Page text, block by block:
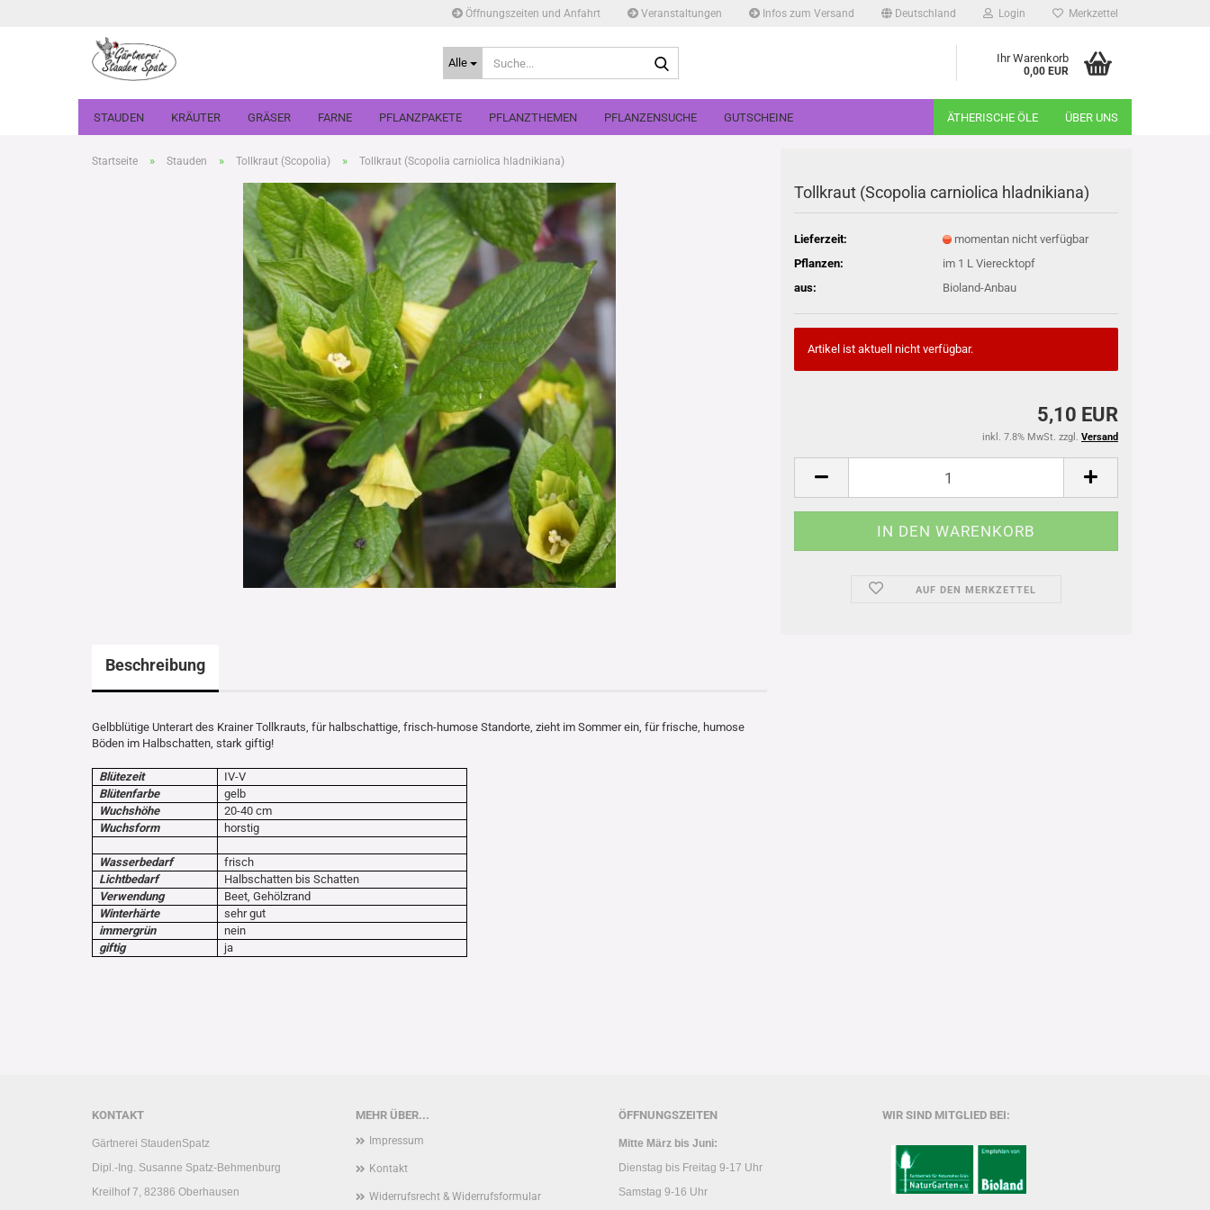
Öffnungszeiten und Anfahrt Veranstaltungen Infos zum Versand Deutschland Login Merkzettel
Alle Ihr Warenkorb
0,00 EUR
STAUDEN KRÄUTER GRÄSER FARNE PFLANZPAKETE PFLANZTHEMEN PFLANZENSUCHE GUTSCHEINE ÄTHERISCHE ÖLE ÜBER UNS
Startseite » Stauden » Tollkraut (Scopolia) » Tollkraut (Scopolia carniolica hladnikiana)
Tollkraut (Scopolia carniolica hladnikiana)
Lieferzeit:
momentan nicht verfügbar
Pflanzen:
im 1 L Vierecktopf
aus:
Bioland-Anbau
Artikel ist aktuell nicht verfügbar.
5,10 EUR
inkl. 7.8% MwSt. zzgl. Versand
AUF DEN MERKZETTEL
Beschreibung
Gelbblütige Unterart des Krainer Tollkrauts, für halbschattige, frisch-humose Standorte, zieht im Sommer ein, für frische, humose
Böden im Halbschatten, stark giftig!
Blütezeit
IV-V
Blütenfarbe
gelb
Wuchshöhe
20-40 cm
Wuchsform
horstig
Wasserbedarf
frisch
Lichtbedarf
Halbschatten bis Schatten
Verwendung
Beet, Gehölzrand
Winterhärte
sehr gut
immergrün
nein
giftig
ja
MEHR ÜBER...
Impressum
Kontakt
Widerrufsrecht & Widerrufsformular
ÖFFNUNGSZEITEN
Mitte März bis Juni:
Dienstag bis Freitag 9-17 Uhr
Samstag 9-16 Uhr
WIR SIND MITGLIED BEI:
KONTAKT
Gärtnerei StaudenSpatz
Dipl.-Ing. Susanne Spatz-Behmenburg
Kreilhof 7, 82386 Oberhausen